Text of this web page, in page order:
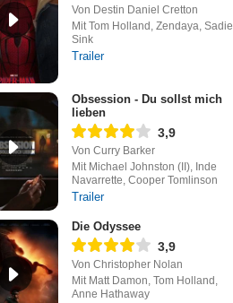
Von Destin Daniel Cretton
Mit Tom Holland, Zendaya, Sadie
Sink
Trailer
Obsession - Du sollst mich
lieben
3,9
Von Curry Barker
Mit Michael Johnston (II), Inde
Navarrette, Cooper Tomlinson
Trailer
Die Odyssee
3,9
Von Christopher Nolan
Mit Matt Damon, Tom Holland,
Anne Hathaway